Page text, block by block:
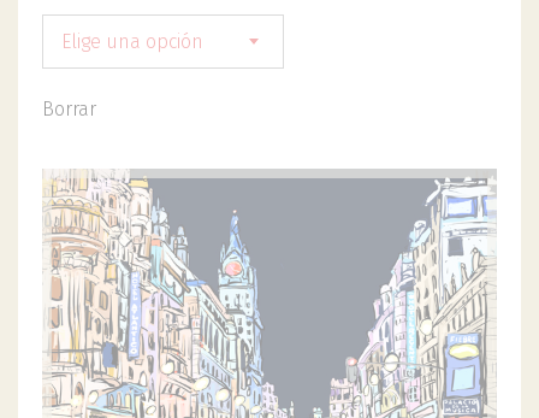
Elige una opción
Borrar